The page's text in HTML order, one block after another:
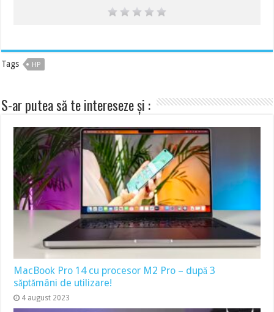
Tags HP
S-ar putea să te intereseze și :
MacBook Pro 14 cu procesor M2 Pro – după 3
săptămâni de utilizare!
4 august 2023